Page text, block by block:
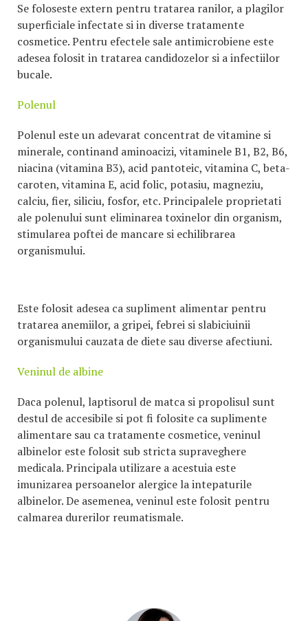
Se foloseste extern pentru tratarea ranilor, a plagilor
superficiale infectate si in diverse tratamente
cosmetice. Pentru efectele sale antimicrobiene este
adesea folosit in tratarea candidozelor si a infectiilor
bucale.
Polenul
Polenul este un adevarat concentrat de vitamine si
minerale, continand aminoacizi, vitaminele B1, B2, B6,
niacina (vitamina B3), acid pantoteic, vitamina C, beta-
caroten, vitamina E, acid folic, potasiu, magneziu,
calciu, fier, siliciu, fosfor, etc. Principalele proprietati
ale polenului sunt eliminarea toxinelor din organism,
stimularea poftei de mancare si echilibrarea
organismului.
Este folosit adesea ca supliment alimentar pentru
tratarea anemiilor, a gripei, febrei si slabiciuinii
organismului cauzata de diete sau diverse afectiuni.
Veninul de albine
Daca polenul, laptisorul de matca si propolisul sunt
destul de accesibile si pot fi folosite ca suplimente
alimentare sau ca tratamente cosmetice, veninul
albinelor este folosit sub stricta supraveghere
medicala. Principala utilizare a acestuia este
imunizarea persoanelor alergice la intepaturile
albinelor. De asemenea, veninul este folosit pentru
calmarea durerilor reumatismale.